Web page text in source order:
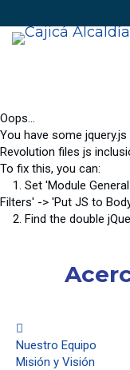
Oops...
You have some
Revolution files js
To fix this, you can:
1. Set 'Module
Filters' -> 'Put JS to
2. Find the double
Nuestro Equipo
Misión y Visión